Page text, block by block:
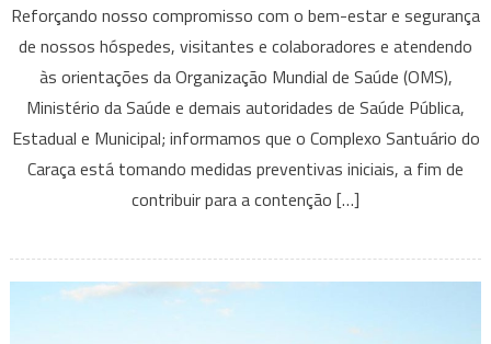
do
Santuário
do
Caraça
sobre
o
Reforçando nosso compromisso com o bem-estar e segurança
de nossos hóspedes, visitantes e colaboradores e atendendo
às orientações da Organização Mundial de Saúde (OMS),
Ministério da Saúde e demais autoridades de Saúde Pública,
Estadual e Municipal; informamos que o Complexo Santuário do
Caraça está tomando medidas preventivas iniciais, a fim de
contribuir para a contenção […]